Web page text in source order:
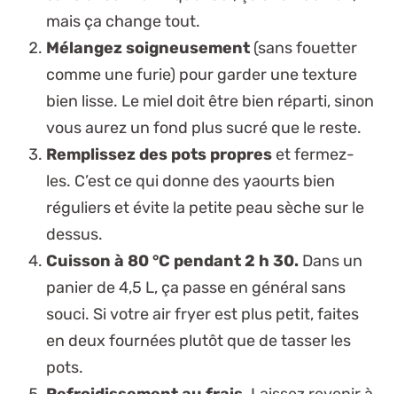
mais ça change tout.
Mélangez soigneusement (sans fouetter
comme une furie) pour garder une texture
bien lisse. Le miel doit être bien réparti, sinon
vous aurez un fond plus sucré que le reste.
Remplissez des pots propres et fermez-
les. C’est ce qui donne des yaourts bien
réguliers et évite la petite peau sèche sur le
dessus.
Cuisson à 80 °C pendant 2 h 30. Dans un
panier de 4,5 L, ça passe en général sans
souci. Si votre air fryer est plus petit, faites
en deux fournées plutôt que de tasser les
pots.